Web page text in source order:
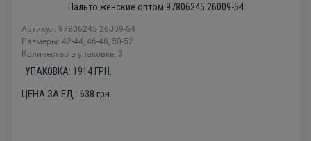
Пальто женские оптом 97806245 26009-54
Артикул: 97806245 26009-54
Размеры: 42-44, 46-48, 50-52
Количество в упаковке: 3
УПАКОВКА: 1914 ГРН.
ЦЕНА ЗА ЕД.: 638 грн.